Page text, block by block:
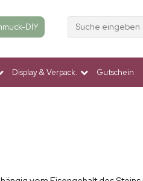
DIY Suche eingeben
Display & Verpack. Gutschein